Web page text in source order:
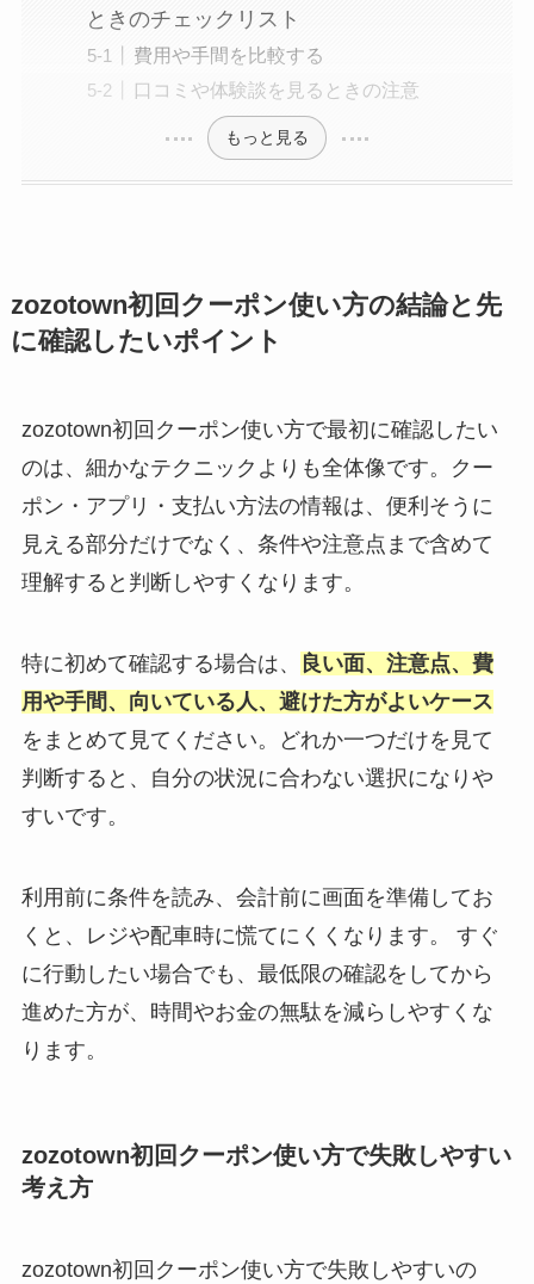
ときのチェックリスト
費用や手間を比較する
口コミや体験談を見るときの注意
もっと見る
zozotown初回クーポン使い方の結論と先
に確認したいポイント
zozotown初回クーポン使い方で最初に確認したい
のは、細かなテクニックよりも全体像です。クー
ポン・アプリ・支払い方法の情報は、便利そうに
見える部分だけでなく、条件や注意点まで含めて
理解すると判断しやすくなります。
特に初めて確認する場合は、
良い面、注意点、費
用や手間、向いている人、避けた方がよいケース
をまとめて見てください。どれか一つだけを見て
判断すると、自分の状況に合わない選択になりや
すいです。
利用前に条件を読み、会計前に画面を準備してお
くと、レジや配車時に慌てにくくなります。 すぐ
に行動したい場合でも、最低限の確認をしてから
進めた方が、時間やお金の無駄を減らしやすくな
ります。
zozotown初回クーポン使い方で失敗しやすい
考え方
zozotown初回クーポン使い方で失敗しやすいの